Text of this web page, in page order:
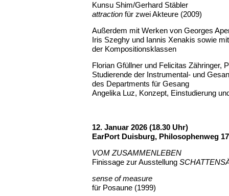
Kunsu Shim/Gerhard Stäbler
attraction für zwei Akteure (2009)
Außerdem mit Werken von Georges
Iris Szeghy und Iannis Xenakis sowie
der Kompositionsklassen
Florian Gfüllner und Felicitas Zähringer,
Studierende der Instrumental- und
des Departments für Gesang
Angelika Luz, Konzept, Einstudierung
12. Januar 2026 (18.30 Uhr)
EarPort Duisburg, Philosophenweg
VOM ZUSAMMENLEBEN
Finissage zur Ausstellung
sense of measure
für Posaune (1999)